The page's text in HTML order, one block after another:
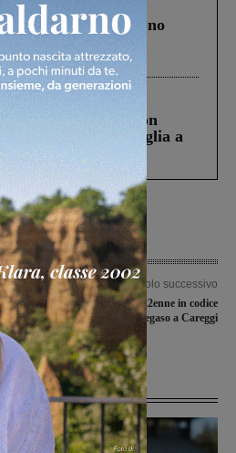
in A1 in cui morirono
Lo schianto, il
sorpassi fra tir....
di Castiglion
aveva ucciso la figlia a
Articolo successivo
Si ribalta con l’auto, 22enne in codice
rosso: portato dal Pegaso a Careggi